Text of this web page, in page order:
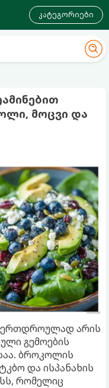
კატეგორიები
მოცვი და
ერთდროულად არის
გემოების
ბროკოლის
და ისპანახის
რომელიც